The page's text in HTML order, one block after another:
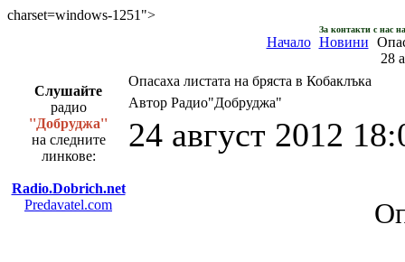
charset=windows-1251">
За контакти с нас
Начало Новини
28
Слушайте
радио
''Добруджа''
на следните
линкове:
Radio.Dobrich.net
Predavatel.com
Опасаха листата на бряста в Кобаклъка
Автор Радио"Добруджа"
24 август 2012